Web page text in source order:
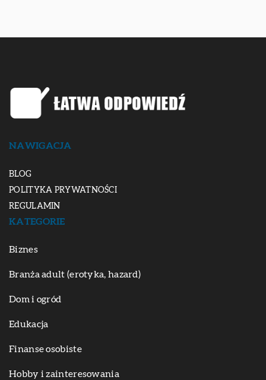
NAWIGACJA
BLOG
POLITYKA PRYWATNOŚCI
REGULAMIN
KATEGORIE
Biznes
Branża adult (erotyka, hazard)
Dom i ogród
Edukacja
Finanse osobiste
Hobby i zainteresowania